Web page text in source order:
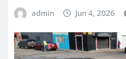
admin Jun 4, 2026